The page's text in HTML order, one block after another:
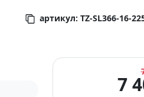
артикул: TZ-SL366-16-
7